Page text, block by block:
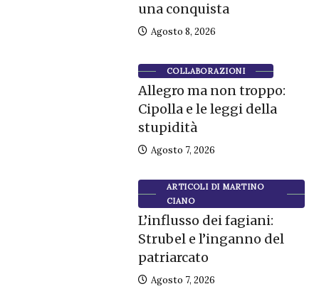
una conquista
Agosto 8, 2026
COLLABORAZIONI
Allegro ma non troppo:
Cipolla e le leggi della
stupidità
Agosto 7, 2026
ARTICOLI DI MARTINO
CIANO
L’influsso dei fagiani:
Strubel e l’inganno del
patriarcato
Agosto 7, 2026